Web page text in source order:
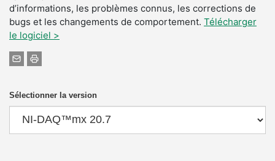
d’informations, les problèmes connus, les corrections de
bugs et les changements de comportement. Télécharger
le logiciel >
Sélectionner la version